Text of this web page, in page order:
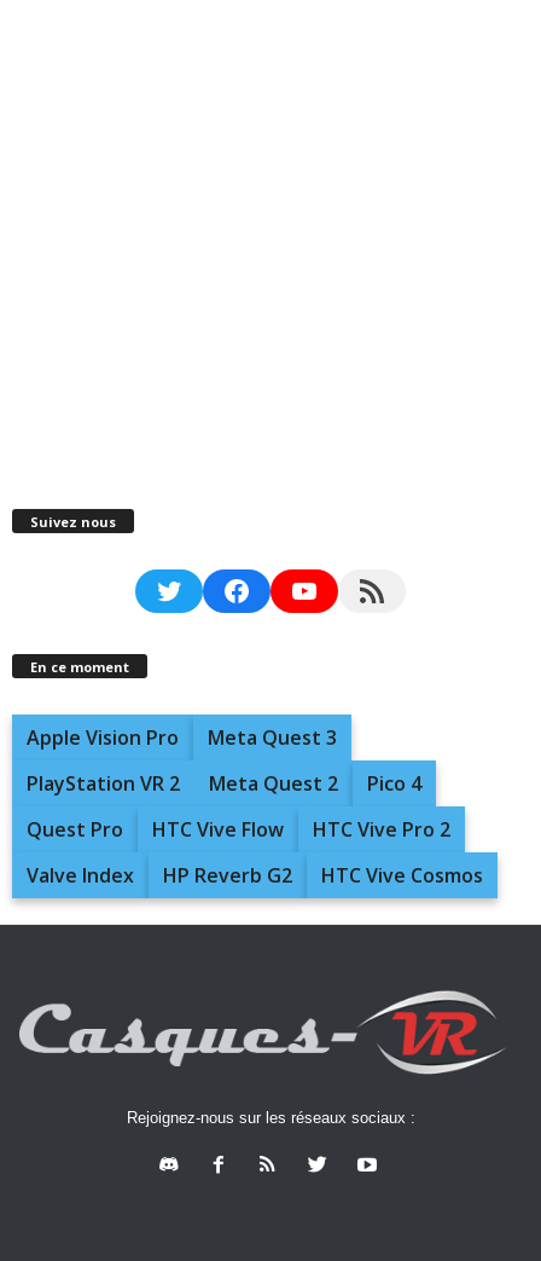
Suivez nous
TwitterFacebookYouTubeRSS Feed
En ce moment
Apple Vision Pro
Meta Quest 3
PlayStation VR 2
Meta Quest 2
Pico 4
Quest Pro
HTC Vive Flow
HTC Vive Pro 2
Valve Index
HP Reverb G2 HTC Vive Cosmos
Rejoignez-nous sur les réseaux sociaux :